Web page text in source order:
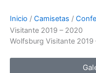
Inicio / Camisetas /
Visitante 2019 – 2020
Wolfsburg Visitante 2019